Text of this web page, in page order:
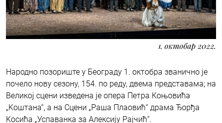
1. октобар 2022.
Народно позориште у Београду 1. октобра званично је
почело нову сезону, 154. по реду, двема представама; на
Великој сцени изведена је опера Петра Коњовића
„Kоштана“, а на Сцени „Раша Плаовић“ драма Ђорђа
Kосића „Успаванка за Алексију Рајчић“.